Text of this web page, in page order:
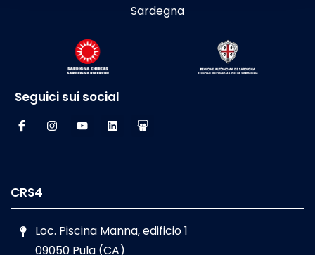
Sardegna
Seguici sui social
CRS4
Loc. Piscina Manna, edificio 1
09050 Pula (CA)